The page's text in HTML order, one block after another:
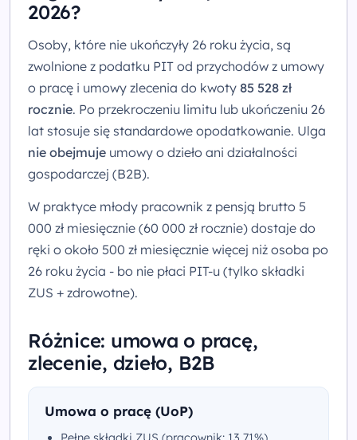
2026?
Osoby, które nie ukończyły 26 roku życia, są
zwolnione z podatku PIT od przychodów z umowy
o pracę i umowy zlecenia do kwoty 85 528 zł
rocznie. Po przekroczeniu limitu lub ukończeniu 26
lat stosuje się standardowe opodatkowanie. Ulga
nie obejmuje umowy o dzieło ani działalności
gospodarczej (B2B).
W praktyce młody pracownik z pensją brutto 5
000 zł miesięcznie (60 000 zł rocznie) dostaje do
ręki o około 500 zł miesięcznie więcej niż osoba po
26 roku życia - bo nie płaci PIT-u (tylko składki
ZUS + zdrowotne).
Różnice: umowa o pracę,
zlecenie, dzieło, B2B
Umowa o pracę (UoP)